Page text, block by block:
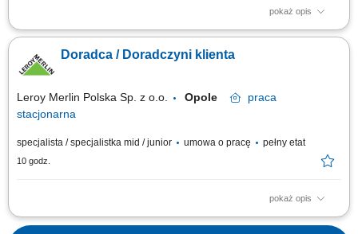
pokaż opis
Codzienny kontakt z klientami i wsparcie ich w podejmowaniu decyzji
proponowanie najlepszych rozwiązań. Obsługa zamówień i
koordynowanie ich realizacji. Uzupełnianie produktów na półkach oraz
Doradca / Doradczyni klienta
Leroy Merlin Polska Sp. z o.o. Opole
praca
stacjonarna
specjalista / specjalistka mid / junior umowa o pracę pełny etat
10 godz.
pokaż opis
Co będziesz robić? Twój start z Buddym: przez pierwsze 4 miesiące
będziesz pracować na dziale oraz zdobywać wiedzę sprzedażową przy